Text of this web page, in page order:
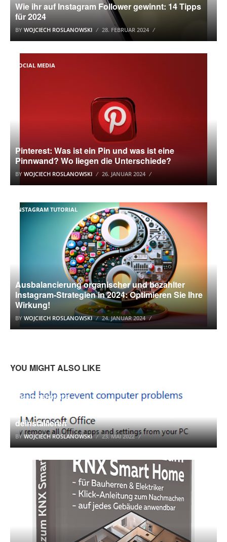
Wie ihr auf Instagram Follower gewinnt: 14 Tipps
für 2024
BY WOJCIECH ROSLANOWSKI 28. FEBRUAR 2024
SOCIAL MEDIA
Pinterest: Was ist ein Pin und was ist eine
Pinnwand? Wo liegen die Unterschiede?
BY WOJCIECH ROSLANOWSKI 26. JANUAR 2024
INSTAGRAM TUTORIAL
Ausbalancierung organischer und bezahlter
Instagram-Strategien in 2024: Optimieren Sie Ihre
Wirkung!
BY WOJCIECH ROSLANOWSKI 24. JANUAR 2024
YOU MIGHT ALSO LIKE
MICROSOFT OFFICE
Office remover – So könnt ihr Office Komplett
deinstallieren
BYWOJCIECH ROSLANOWSKI 23. MAI 2022